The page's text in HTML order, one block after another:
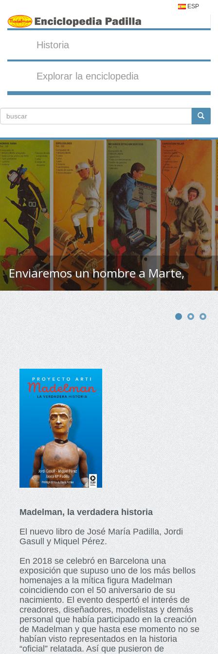
ESP
Historia
Explorar la enciclopedia
y, ¿podrán?
Madelman, la verdadera historia
El nuevo libro de José María Padilla, Jordi
Gasull y Miquel Pérez.
En 2018 se celebró en Barcelona una
exposición que supuso uno de los más bellos
homenajes a la mítica figura Madelman
coincidiendo con el 50 aniversario de su
nacimiento. El evento despertó el interés de
creadores, diseñadores, modelistas y demás
personal que había participado en la creación
de Madelman y que hasta ese momento no se
habían visto representados en la historia
“oficial” relatada. Así que pusieron de